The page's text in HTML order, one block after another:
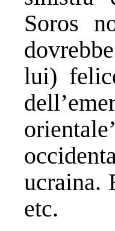
Soros
lui)
ucraina.
etc.